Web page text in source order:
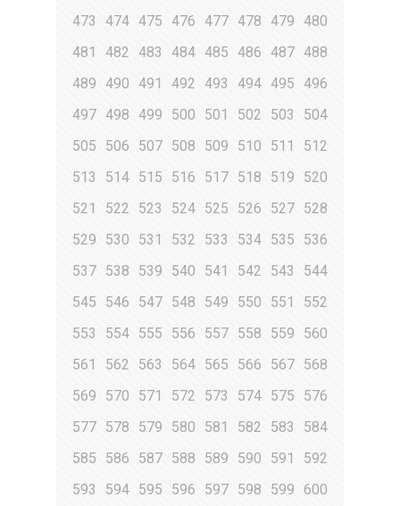
473
474 475 476 477 478 479
480
481
482 483 484 485 486 487 488
489
490 491 492 493 494 495
496
497 498 499 500 501 502 503
504
505
506 507 508 509 510 511
512
513
514 515 516 517 518 519
520
521
522 523 524 525 526 527 528
529
530 531 532 533 534 535
536
537 538 539 540 541 542 543
544
545
546 547 548 549 550 551
552
553
554 555 556 557 558 559
560
561
562 563 564 565 566 567 568
569
570 571 572 573 574 575
576
577 578 579 580 581 582 583
584
585
586 587 588 589 590 591
592
593
594 595 596 597 598 599
600